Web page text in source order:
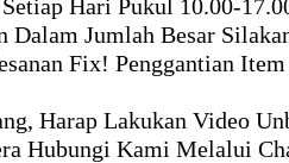
Hari Pukul 10.00-
Dalam Jumlah Besar
Fix! Penggantian
Harap Lakukan Video
Hubungi Kami Melalui